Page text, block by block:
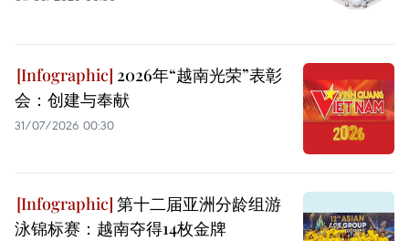
2026年“越南光荣”表彰
会：创建与奉献
31/07/2026 00:30
第十二届亚洲分龄组游
泳锦标赛：越南夺得14枚金牌